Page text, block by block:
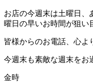
お店の今週末は土曜日、
曜日の早いお時間が狙い
皆様からのお電話、心よ
今週末も素敵な週末をお
金時